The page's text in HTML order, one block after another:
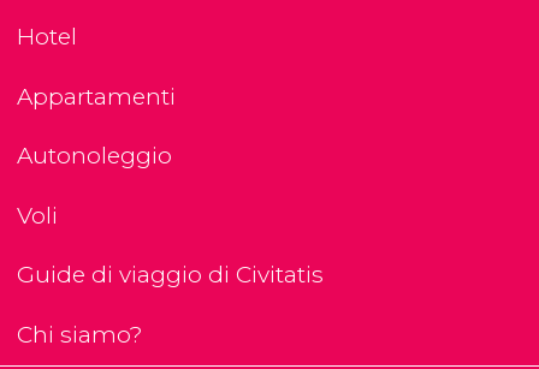
Hotel
Appartamenti
Autonoleggio
Voli
Guide di viaggio di Civitatis
Chi siamo?